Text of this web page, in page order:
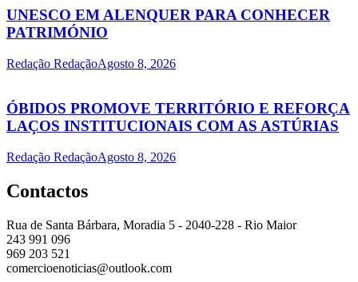
UNESCO EM ALENQUER PARA CONHECER
PATRIMÓNIO
Redação RedaçãoAgosto 8, 2026
ÓBIDOS PROMOVE TERRITÓRIO E REFORÇA
LAÇOS INSTITUCIONAIS COM AS ASTÚRIAS
Redação RedaçãoAgosto 8, 2026
Contactos
Rua de Santa Bárbara, Moradia 5 - 2040-228 - Rio Maior
243 991 096
969 203 521
comercioenoticias@outlook.com